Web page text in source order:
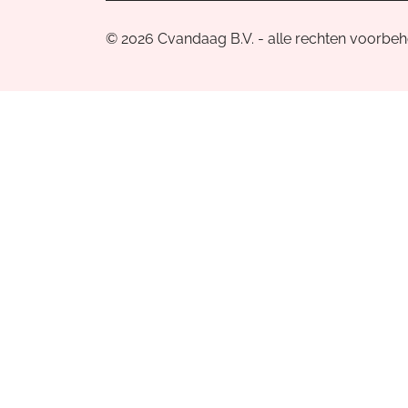
© 2026 Cvandaag B.V. - alle rechten